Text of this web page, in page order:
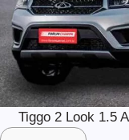
Tiggo 2 Look 1.5